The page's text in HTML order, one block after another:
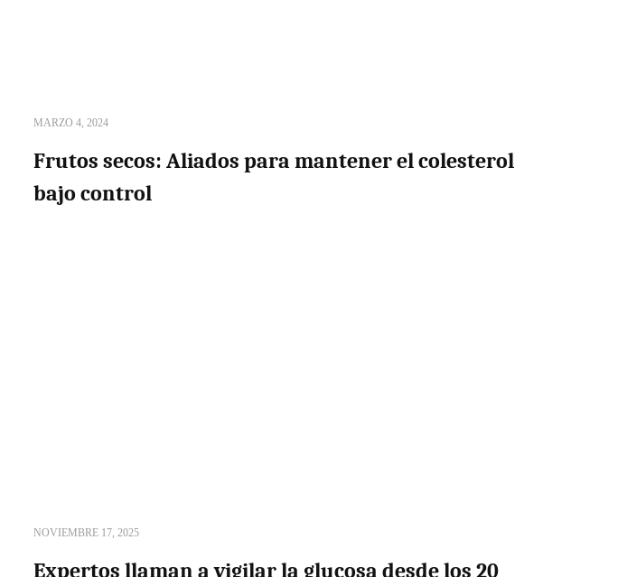
MARZO 4, 2024
Frutos secos: Aliados para mantener el colesterol
bajo control
NOVIEMBRE 17, 2025
Expertos llaman a vigilar la glucosa desde los 20